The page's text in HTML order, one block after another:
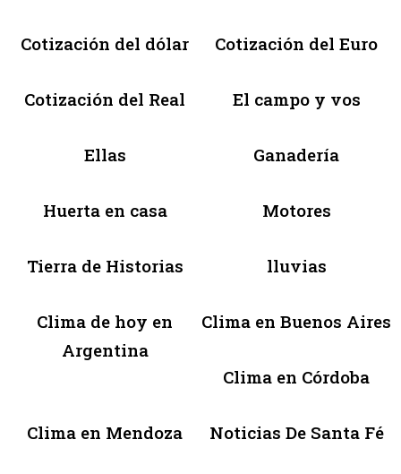
Cotización del dólar Cotización del Euro
Cotización del Real El campo y vos
Ellas Ganadería
Huerta en casa Motores
Tierra de Historias lluvias
Clima de hoy en
Argentina
Clima en Buenos Aires
Clima en Córdoba
Clima en Mendoza Noticias De Santa Fé